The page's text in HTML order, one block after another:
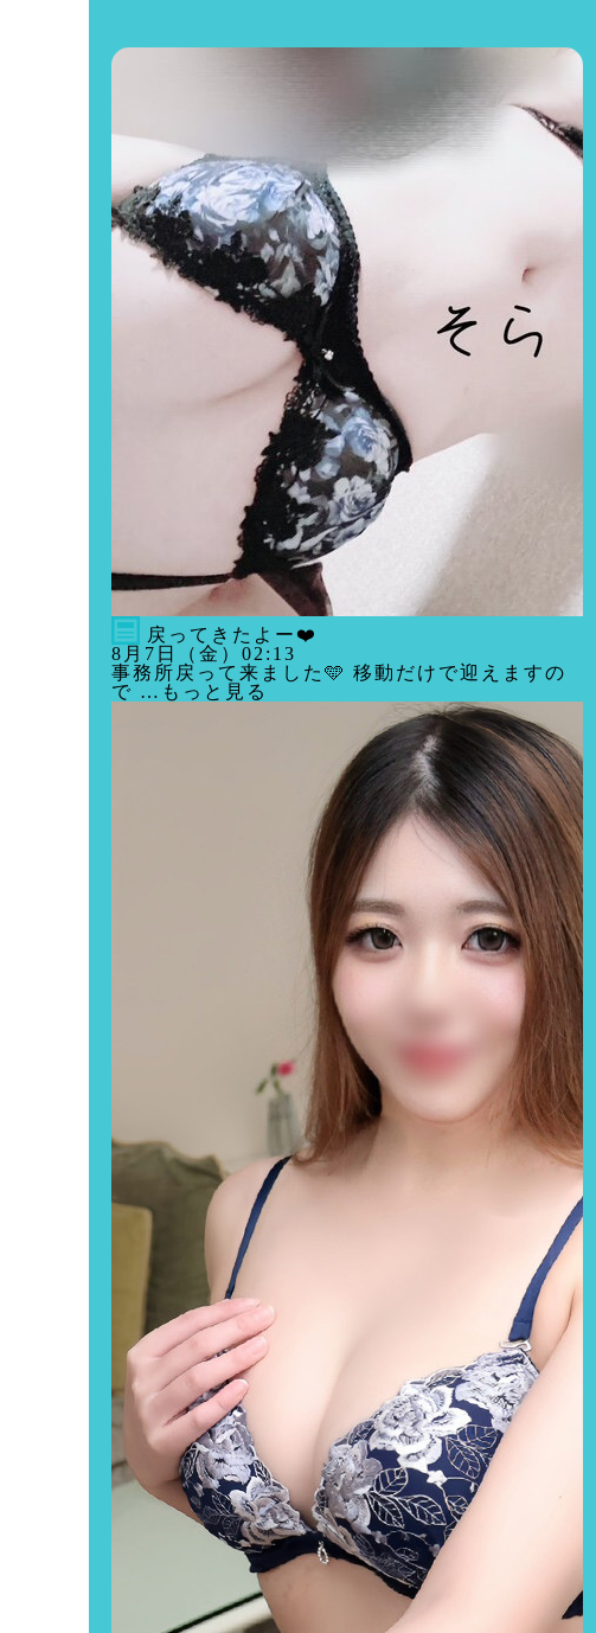
戻ってきたよー❤️
8月7日（金）02:13
事務所戻って来ました🩵 移動だけで迎えますの
で …もっと見る